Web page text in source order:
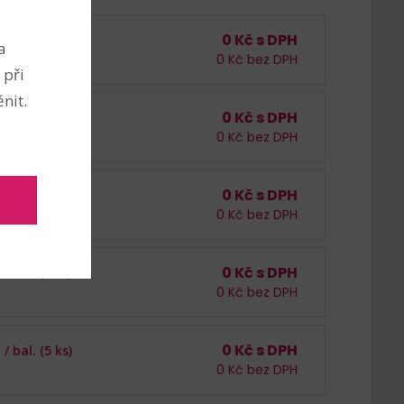
0 Kč s DPH
0 Kč bez DPH
0 Kč s DPH
0 Kč bez DPH
0 Kč s DPH
0 Kč bez DPH
0 Kč s DPH
0 Kč bez DPH
/ bal. (5 ks) 0 Kč s DPH
0 Kč bez DPH
při